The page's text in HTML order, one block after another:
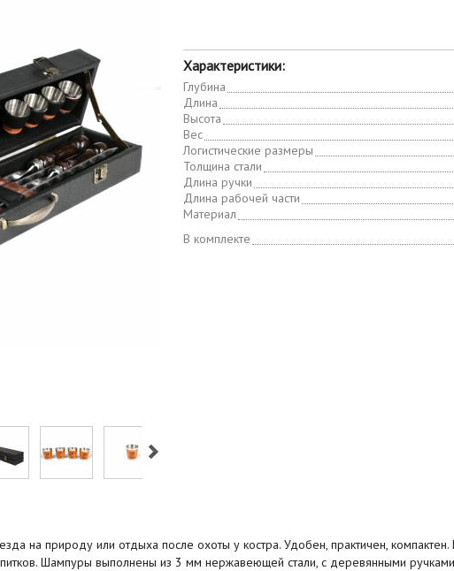
Характеристики:
Глубина
Длина
Высота
Вес
Логистические размеры
Толщина стали
Длина ручки
Длина рабочей части
Материал
В комплекте
на природу или отдыха после охоты у костра. Удобен, практичен, компактен.
Шампуры выполнены из 3 мм нержавеющей стали, с деревянными